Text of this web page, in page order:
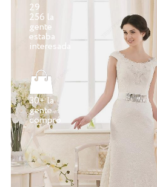
29
256 la
gente
estaba
30+ la
gente